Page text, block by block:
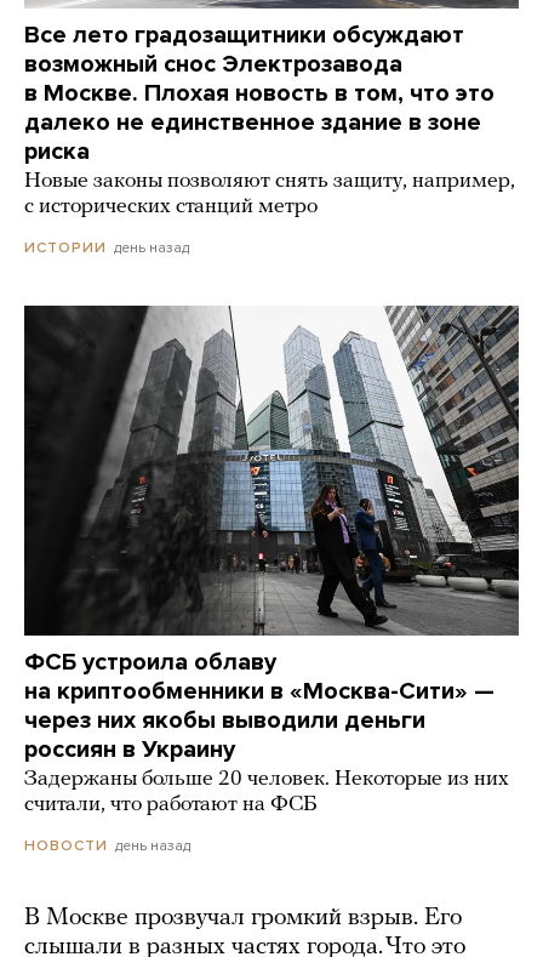
Все лето градозащитники обсуждают
возможный снос Электрозавода
в Москве. Плохая новость в том, что это
далеко не единственное здание в зоне
риска
Новые законы позволяют снять защиту, например,
с исторических станций метро
ИСТОРИИ день назад
ФСБ устроила облаву
на криптообменники в «Москва-Сити» —
через них якобы выводили деньги
россиян в Украину
Задержаны больше 20 человек. Некоторые из них
считали, что работают на ФСБ
НОВОСТИ день назад
В Москве прозвучал громкий взрыв. Его
слышали в разных частях города. Что это